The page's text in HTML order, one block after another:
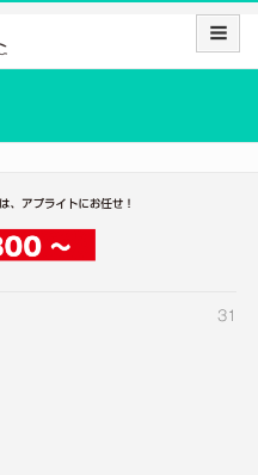
31